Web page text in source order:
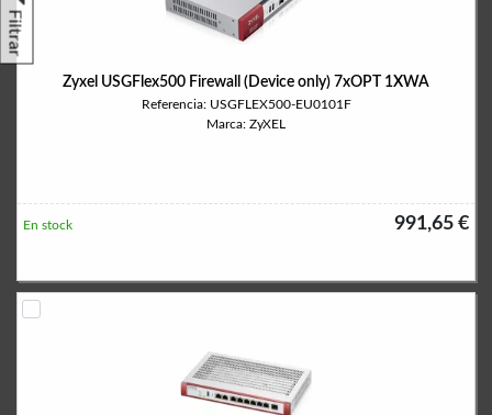
Filtrar
Zyxel USGFlex500 Firewall (Device only) 7xOPT 1XWA
Referencia: USGFLEX500-EU0101F
Marca: ZyXEL
991,65 €
En stock